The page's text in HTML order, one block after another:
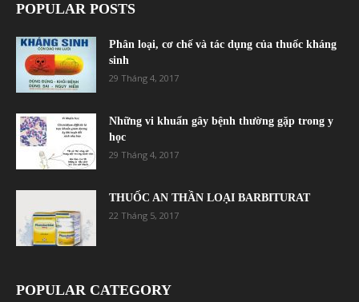
POPULAR POSTS
Phân loại, cơ chế và tác dụng của thuốc kháng
sinh
29 Tháng 4, 2017
Những vi khuẩn gây bệnh thường gặp trong y
học
29 Tháng 4, 2017
THUỐC AN THẦN LOẠI BARBITURAT
22 Tháng 5, 2017
POPULAR CATEGORY